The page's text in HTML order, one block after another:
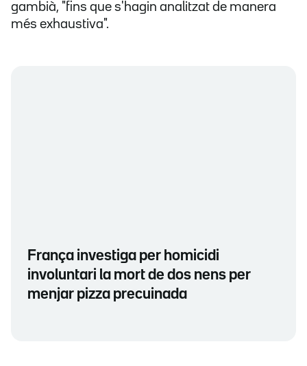
gambià, "fins que s'hagin analitzat de manera
més exhaustiva".
França investiga per homicidi
involuntari la mort de dos nens per
menjar pizza precuinada